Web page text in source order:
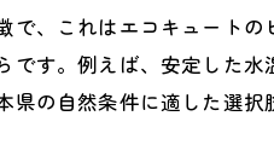
井戸水とエコキュート
家庭でできるエコキュー
エコキュート導入で熊本
、これはエコキュート
す。例えば、安定した
の自然条件に適した選択